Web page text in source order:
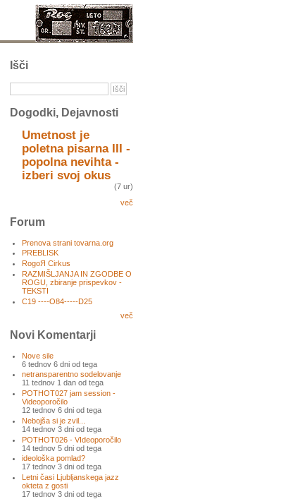
Išči
Dogodki, Dejavnosti
Umetnost je
poletna pisarna III -
popolna nevihta -
izberi svoj okus
(7 ur)
več
Forum
Prenova strani tovarna.org
PREBLISK
RogoЯ Cirkus
RAZMIŠLJANJA IN ZGODBE O
ROGU, zbiranje prispevkov -
TEKSTI
C19 ----O84-----D25
več
Novi Komentarji
Nove sile
6 tednov 6 dni od tega
netransparentno sodelovanje
11 tednov 1 dan od tega
POTHOT027 jam session -
Videoporočilo
12 tednov 6 dni od tega
Nebojša si je zvil...
14 tednov 3 dni od tega
POTHOT026 - VIdeoporočilo
14 tednov 5 dni od tega
ideološka pomlad?
17 tednov 3 dni od tega
Letni časi Ljubljanskega jazz
okteta z gosti
17 tednov 3 dni od tega